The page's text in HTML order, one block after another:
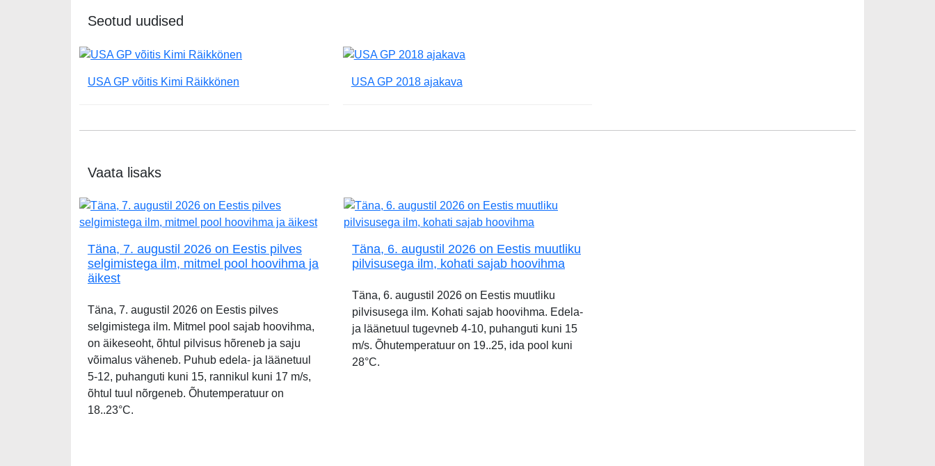
Seotud uudised
USA GP võitis Kimi Räikkönen USA GP 2018 ajakava
Vaata lisaks
Täna, 7. augustil 2026 on Eestis pilves
selgimistega ilm, mitmel pool hoovihma ja
äikest
Täna, 7. augustil 2026 on Eestis pilves
selgimistega ilm. Mitmel pool sajab hoovihma,
on äikeseoht, õhtul pilvisus hõreneb ja saju
võimalus väheneb. Puhub edela- ja läänetuul
5-12, puhanguti kuni 15, rannikul kuni 17 m/s,
õhtul tuul nõrgeneb. Õhutemperatuur on
18..23°C.
Täna, 6. augustil 2026 on Eestis muutliku
pilvisusega ilm, kohati sajab hoovihma
Täna, 6. augustil 2026 on Eestis muutliku
pilvisusega ilm. Kohati sajab hoovihma. Edela-
ja läänetuul tugevneb 4-10, puhanguti kuni 15
m/s. Õhutemperatuur on 19..25, ida pool kuni
28°C.